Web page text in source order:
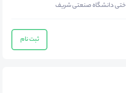
دانشگاه صنعتی شریف
ثبت نام